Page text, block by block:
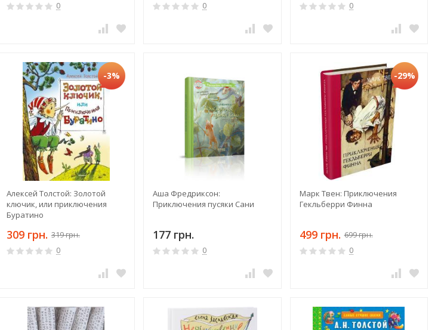
0 0 0
-3%
Алексей Толстой: Золотой
ключик, или приключения
Буратино
309 грн. 319 грн.
0
Аша Фредриксон:
Приключения пусяки Сани
177 грн.
0
-29%
Марк Твен: Приключения
Гекльберри Финна
499 грн. 699 грн.
0